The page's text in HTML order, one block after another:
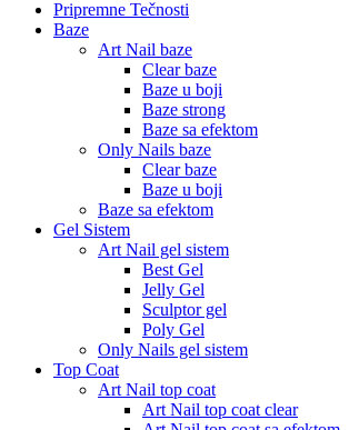
Pripremne Tečnosti
Baze
Art Nail baze
Clear baze
Baze u boji
Baze strong
Baze sa efektom
Only Nails baze
Clear baze
Baze u boji
Baze sa efektom
Gel Sistem
Art Nail gel sistem
Best Gel
Jelly Gel
Sculptor gel
Poly Gel
Only Nails gel sistem
Top Coat
Art Nail top coat
Art Nail top coat clear